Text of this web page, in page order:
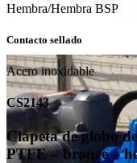
Hembra/Hembra BSP
Contacto sellado
Acero inoxidable
CS2143
Clapeta de globo
PTFE – bronce –